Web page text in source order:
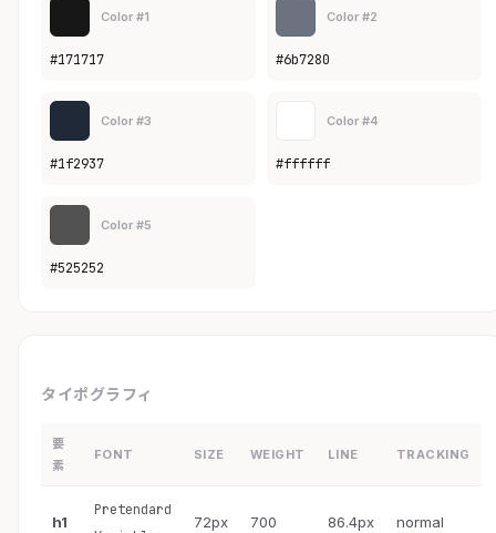
Color #1
#171717
Color #2
#6b7280
Color #3
#1f2937
Color #4
#ffffff
Color #5
#525252
タイポグラフィ
要
素
FONT SIZE WEIGHT LINE TRACKING
h1
Pretendard
72px 700 86.4px normal